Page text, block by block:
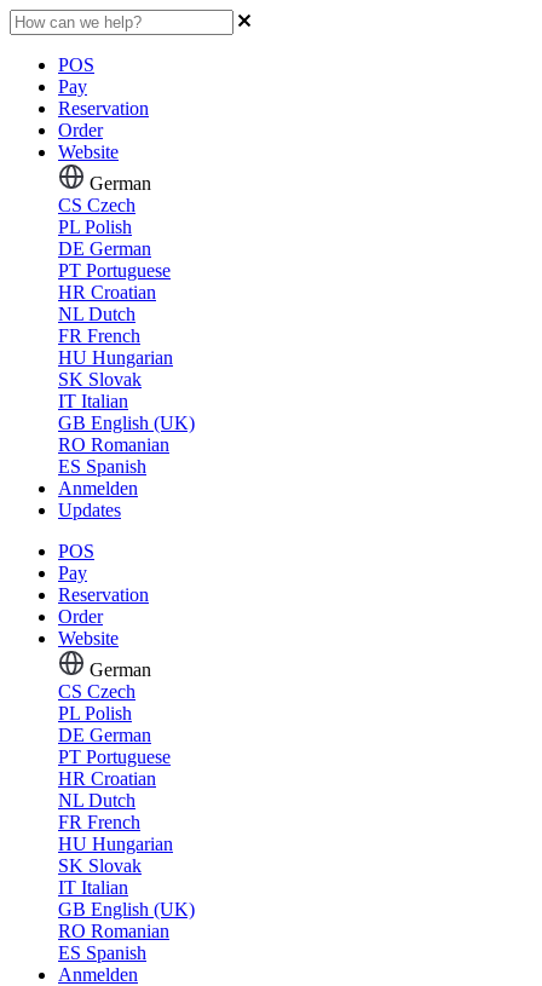
POS
Pay
Reservation
Order
Website
German
CS Czech
PL Polish
DE German
PT Portuguese
HR Croatian
NL Dutch
FR French
HU Hungarian
SK Slovak
IT Italian
GB English (UK)
RO Romanian
ES Spanish
Anmelden
Updates
POS
Pay
Reservation
Order
Website
German
CS Czech
PL Polish
DE German
PT Portuguese
HR Croatian
NL Dutch
FR French
HU Hungarian
SK Slovak
IT Italian
GB English (UK)
RO Romanian
ES Spanish
Anmelden